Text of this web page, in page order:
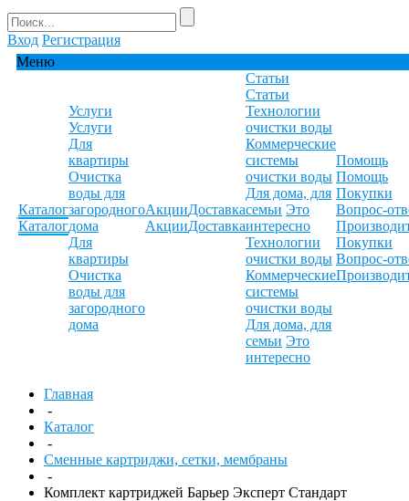
Вход Регистрация
Меню
Каталог
Каталог
Услуги
Услуги
Для
квартиры
Очистка
воды для
загородного
дома
Для
квартиры
Очистка
воды для
загородного
дома
Акции
Акции
Доставка
Доставка
Статьи
Статьи
Технологии
очистки воды
Коммерческие
системы
очистки воды
Для дома, для
семьи Это
интересно
Технологии
очистки воды
Коммерческие
системы
очистки воды
Для дома, для
семьи Это
интересно
Помощь
Помощь
Покупки
Вопрос-
Покупки
Вопрос-
Главная
-
Каталог
-
Сменные картриджи, сетки, мембраны
-
Комплект картриджей Барьер Эксперт Стандарт